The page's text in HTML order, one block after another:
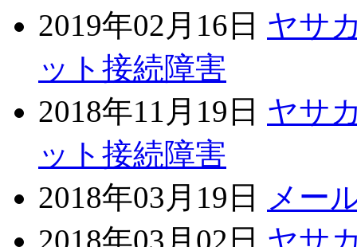
2019年02月16日 ヤサ
ット接続障害
2018年11月19日 ヤサ
ット接続障害
2018年03月19日
メー
2018年03月02日 ヤサ